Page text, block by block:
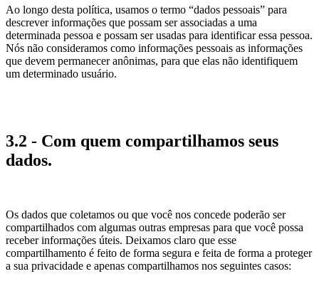
Ao longo desta política, usamos o termo “dados pessoais” para
descrever informações que possam ser associadas a uma
determinada pessoa e possam ser usadas para identificar essa pessoa.
Nós não consideramos como informações pessoais as informações
que devem permanecer anônimas, para que elas não identifiquem
um determinado usuário.
3.2 - Com quem compartilhamos seus
dados.
Os dados que coletamos ou que você nos concede poderão ser
compartilhados com algumas outras empresas para que você possa
receber informações úteis. Deixamos claro que esse
compartilhamento é feito de forma segura e feita de forma a proteger
a sua privacidade e apenas compartilhamos nos seguintes casos: